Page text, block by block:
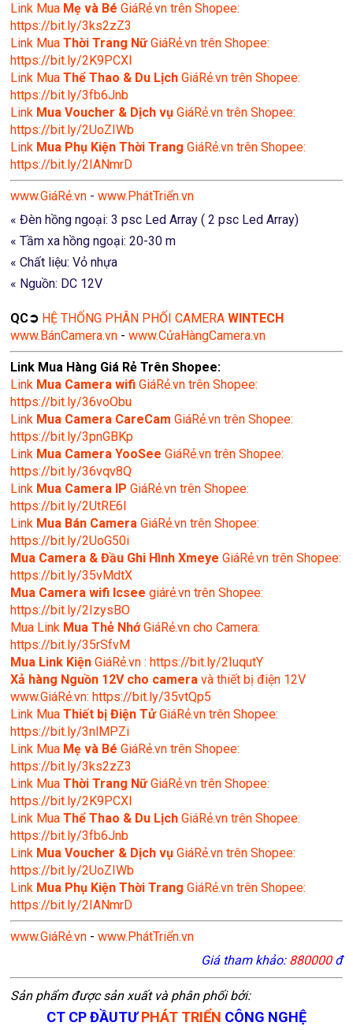
Link Mua Mẹ và Bé GiáRẻ.vn trên Shopee:
https://bit.ly/3ks2zZ3
Link MuaThời Trang NữGiáRẻ.vn trên Shopee:
https://bit.ly/2K9PCXl
Link Mua Thể Thao & Du Lịch GiáRẻ.vn trên Shopee:
https://bit.ly/3fb6Jnb
Link Mua Voucher & Dịch vụ GiáRẻ.vn trên Shopee:
https://bit.ly/2UoZIWb
Link Mua Phụ Kiện Thời TrangGiáRẻ.vn trên Shopee:
https://bit.ly/2IANmrD
www.GiáRẻ.vn -www.PhátTriển.vn
« Đèn hồng ngoại: 3 psc Led Array ( 2 psc Led Array)
« Tầm xa hồng ngoại: 20-30 m
« Chất liệu: Vỏ nhựa
« Nguồn: DC 12V
QC➲ HỆ THỐNG PHÂN PHỐI CAMERAWINTECH
www.BánCamera.vn -www.CửaHàngCamera.vn
Link Mua Hàng Giá Rẻ Trên Shopee:
Link Mua Camera wifiGiáRẻ.vn trên Shopee:
https://bit.ly/36voObu
Link Mua Camera CareCam GiáRẻ.vn trên Shopee:
https://bit.ly/3pnGBKp
Link Mua Camera YooSee GiáRẻ.vn trên Shopee:
https://bit.ly/36vqv8Q
Link Mua Camera IP GiáRẻ.vn trên Shopee:
https://bit.ly/2UtRE6l
Link Mua Bán CameraGiáRẻ.vn trên Shopee:
https://bit.ly/2UoG50i
Mua Camera & Đầu Ghi Hình XmeyeGiáRẻ.vn trên Shopee:
https://bit.ly/35vMdtX
Mua Camera wifi Icsee giárẻ.vn trên Shopee:
https://bit.ly/2IzysBO
Mua Link Mua Thẻ NhớGiáRẻ.vn cho Camera:
https://bit.ly/35rSfvM
Mua Link KiệnGiáRẻ.vn : https://bit.ly/2IuqutY
Xả hàng Nguồn 12V cho cameravà thiết bị điện 12V
www.GiáRẻ.vn: https://bit.ly/35vtQp5
Link MuaThiết bị Điện TửGiáRẻ.vn trên Shopee:
https://bit.ly/3nlMPZi
Link Mua Mẹ và Bé GiáRẻ.vn trên Shopee:
https://bit.ly/3ks2zZ3
Link MuaThời Trang NữGiáRẻ.vn trên Shopee:
https://bit.ly/2K9PCXl
Link Mua Thể Thao & Du Lịch GiáRẻ.vn trên Shopee:
https://bit.ly/3fb6Jnb
Link Mua Voucher & Dịch vụ GiáRẻ.vn trên Shopee:
https://bit.ly/2UoZIWb
Link Mua Phụ Kiện Thời TrangGiáRẻ.vn trên Shopee:
https://bit.ly/2IANmrD
www.GiáRẻ.vn -www.PhátTriển.vn
Giá tham khảo: 880000 đ
Sản phẩm được sản xuất và phân phối bởi:
CT CP ĐẦUTƯPHÁT TRIỂN CÔNG NGHỆ